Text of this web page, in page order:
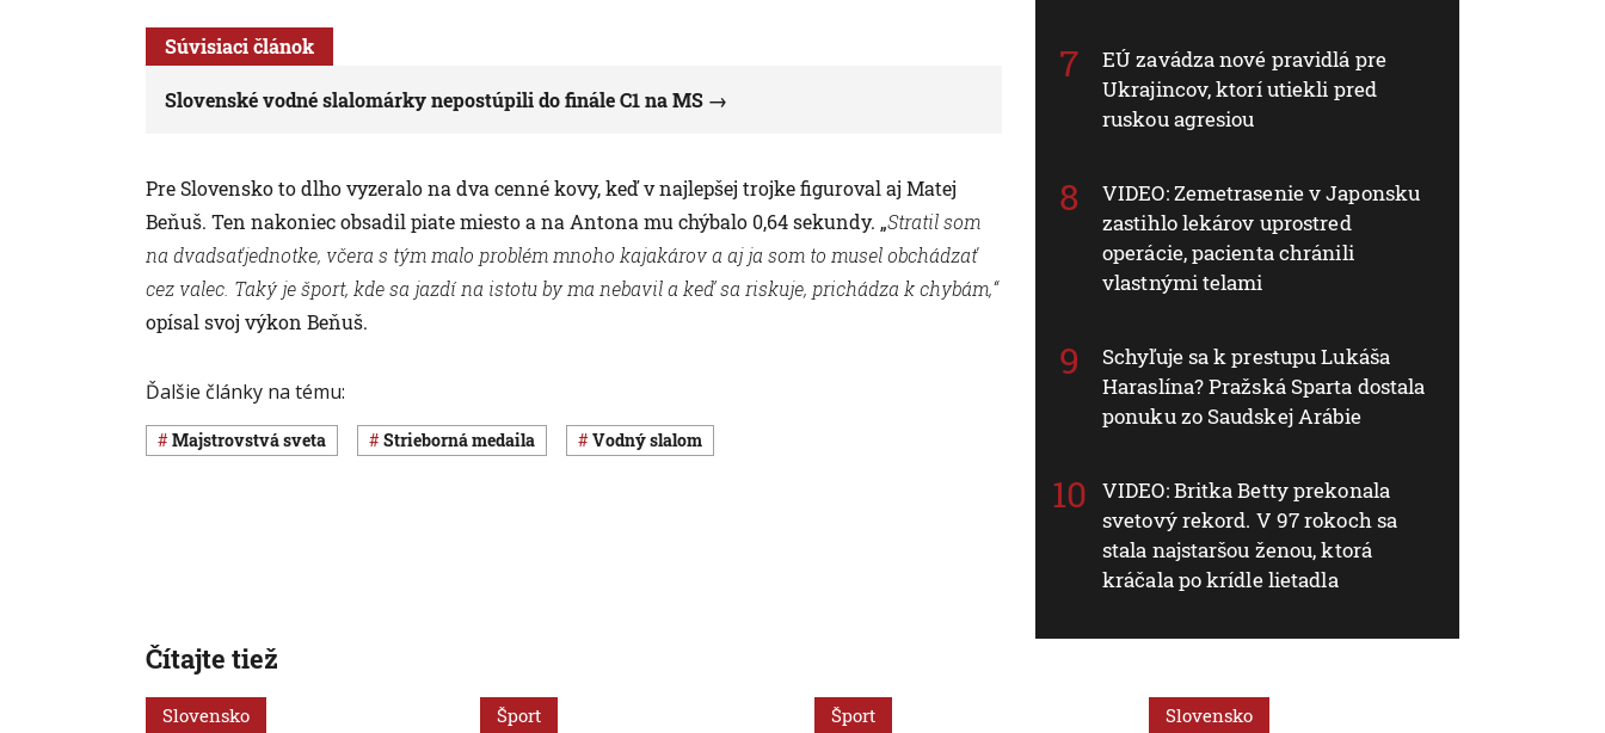
Súvisiaci článok
Slovenské vodné slalomárky nepostúpili do finále C1 na MS
Pre Slovensko to dlho vyzeralo na dva cenné kovy, keď v najlepšej trojke figuroval aj Matej
Beňuš. Ten nakoniec obsadil piate miesto a na Antona mu chýbalo 0,64 sekundy. „Stratil som
na dvadsaťjednotke, včera s tým malo problém mnoho kajakárov a aj ja som to musel obchádzať
cez valec. Taký je šport, kde sa jazdí na istotu by ma nebavil a keď sa riskuje, prichádza k chybám,“
opísal svoj výkon Beňuš.
Ďalšie články na tému:
majstrovstvá sveta strieborná medaila vodný slalom
EÚ zavádza nové pravidlá pre
Ukrajincov, ktorí utiekli pred
ruskou agresiou
VIDEO: Zemetrasenie v Japonsku
zastihlo lekárov uprostred
operácie, pacienta chránili
vlastnými telami
Schyľuje sa k prestupu Lukáša
Haraslína? Pražská Sparta dostala
ponuku zo Saudskej Arábie
VIDEO: Britka Betty prekonala
svetový rekord. V 97 rokoch sa
stala najstaršou ženou, ktorá
kráčala po krídle lietadla
Čítajte tiež
Slovensko Šport Šport Slovensko